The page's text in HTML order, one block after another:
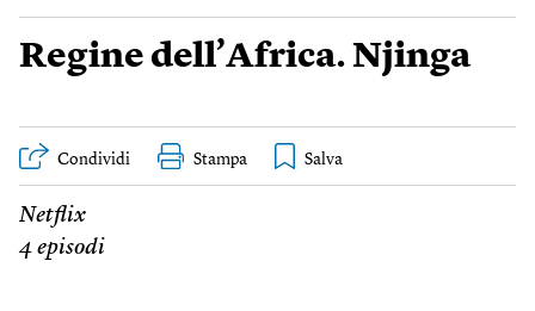
Regine dell’Africa. Njinga
Condividi Stampa
Netflix
4 episodi